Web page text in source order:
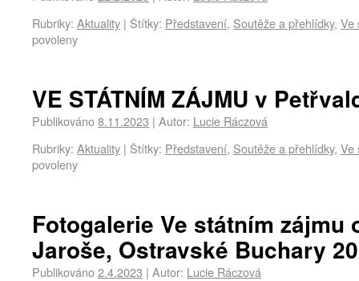
Rubriky: Aktuality | Štítky: Představení, Soutěže a přehlídky, Ve
povoleny
VE STÁTNÍM ZÁJMU v
Publikováno8.11.2023 | Autor: Lucie Ráczová
Rubriky: Aktuality | Štítky: Představení, Soutěže a přehlídky, Ve
povoleny
Fotogalerie Ve státním zájmu
Jaroše, Ostravské Buchary
Publikováno2.4.2023 | Autor: Lucie Ráczová